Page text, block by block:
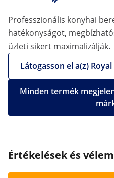
Professzionális konyhai
hatékonyságot,
üzleti sikert maximalizálják.
Látogasson el a(z)
Minden termék
Értékelések és